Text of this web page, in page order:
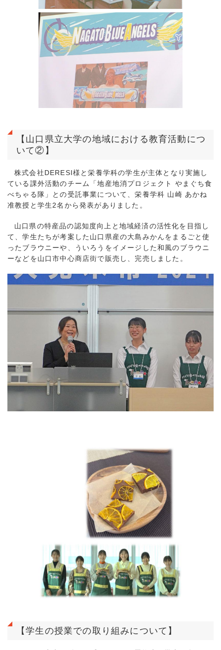
【山口県立大学の地域における教育活動につ
いて②】
株式会社DERESI様と栄養学科の学生が主体となり実施し
ている課外活動のチーム「地産地消プロジェクト やまぐち食
べちゃる隊」との受託事業について、栄養学科 山崎 あかね
准教授と学生2名から発表がありました。
山口県の特産品の認知度向上と地域経済の活性化を目指し
て、学生たちが考案した山口県産の大島みかんをまるごと使
ったブラウニーや、ういろうをイメージした和風のブラウニ
ーなどを山口市中心商店街で販売し、完売しました。
【学生の授業での取り組みについて】